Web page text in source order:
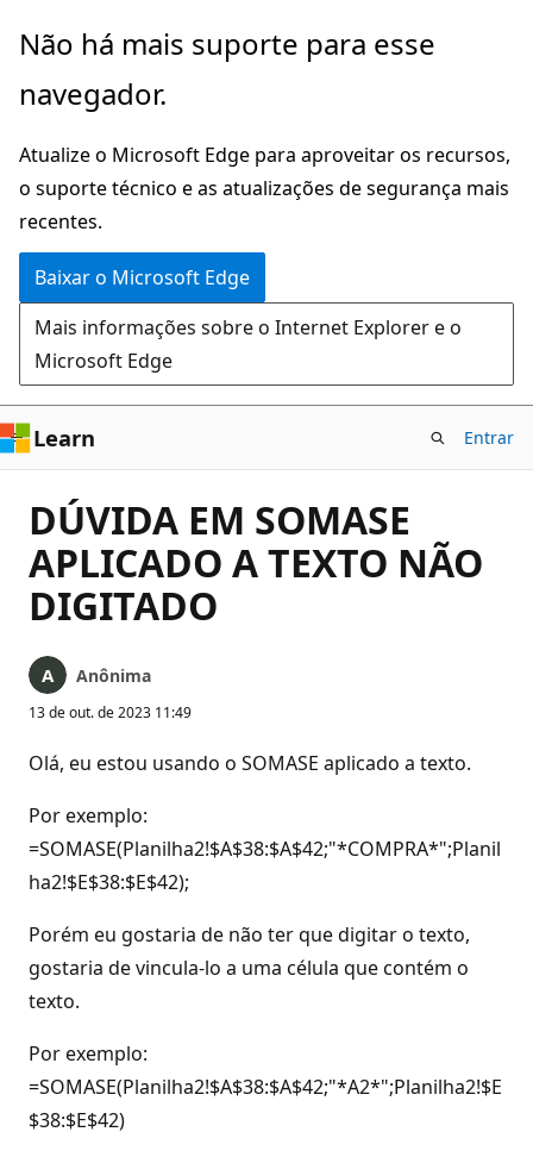
Pular
o
principal
Não há mais suporte para esse
navegador.
Atualize o Microsoft Edge para aproveitar os recursos,
o suporte técnico e as atualizações de segurança mais
recentes.
Baixar o Microsoft Edge
Mais informações sobre o Internet Explorer e o
Microsoft Edge
Learn Entrar
DÚVIDA EM SOMASE
APLICADO A TEXTO NÃO
DIGITADO
Anônima
13 de out. de 2023 11:49
Olá, eu estou usando o SOMASE aplicado a texto.
Por exemplo:
=SOMASE(Planilha2!$A$38:$A$42;"*COMPRA*";Planil
ha2!$E$38:$E$42);
Porém eu gostaria de não ter que digitar o texto,
gostaria de vincula-lo a uma célula que contém o
texto.
Por exemplo:
=SOMASE(Planilha2!$A$38:$A$42;"*A2*";Planilha2!$E
$38:$E$42)